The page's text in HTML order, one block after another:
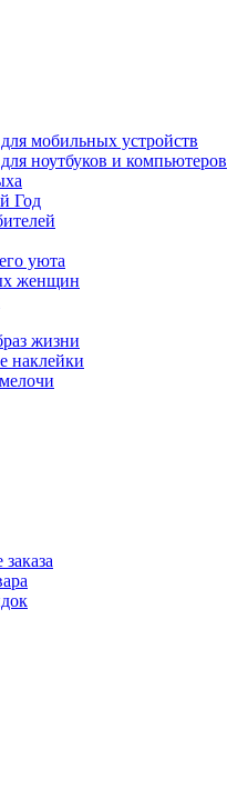
мобильных устройств
ноутбуков и компьютеров
Год
уюта
женщин
жизни
наклейки